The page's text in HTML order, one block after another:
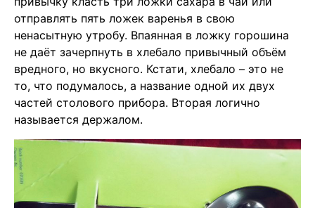
отправлять пять ложек варенья в свою
ненасытную утробу. Впаянная в ложку горошина
не даёт зачерпнуть в хлебало привычный объём
вредного, но вкусного. Кстати, хлебало – это не
то, что подумалось, а название одной их двух
частей столового прибора. Вторая логично
называется держалом.